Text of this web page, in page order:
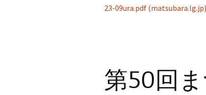
23-09ura.pdf (matsubara.lg.jp)
第50回